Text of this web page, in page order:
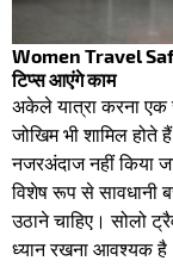
Women Travel
टिप्स आएंगे काम
अकेले यात्रा करना
जोखिम भी शामिल
नजरअंदाज नहीं किया
विशेष रूप से सावधानी
उठाने चाहिए। सोलो
ध्यान रखना आवश्यक